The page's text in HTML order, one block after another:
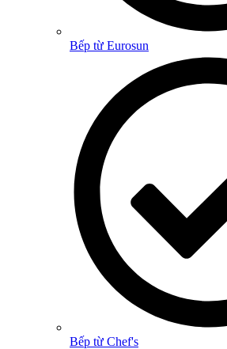
Bếp từ Eurosun
Bếp từ Chef's